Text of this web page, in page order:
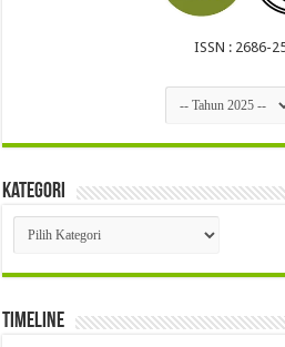
ISSN : 2686-
Kategori
Kategori
Timeline